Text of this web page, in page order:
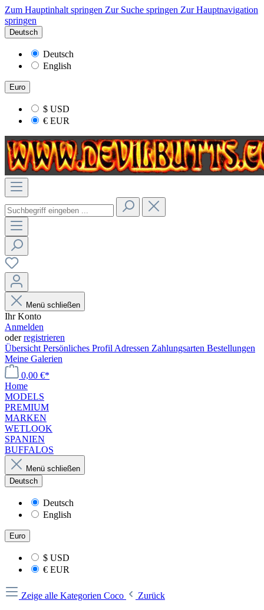
Zum Hauptinhalt springen Zur Suche springen Zur Hauptnavigation
springen
Deutsch
Deutsch
English
Euro
$ USD
€ EUR
Menü schließen
Ihr Konto
Anmelden
oderregistrieren
Übersicht Persönliches Profil Adressen Zahlungsarten Bestellungen
Meine Galerien
0,00 €*
Home
MODELS
PREMIUM
MARKEN
WETLOOK
SPANIEN
BUFFALOS
Menü schließen
Deutsch
Deutsch
English
Euro
$ USD
€ EUR
Zeige alle Kategorien Coco
Zurück